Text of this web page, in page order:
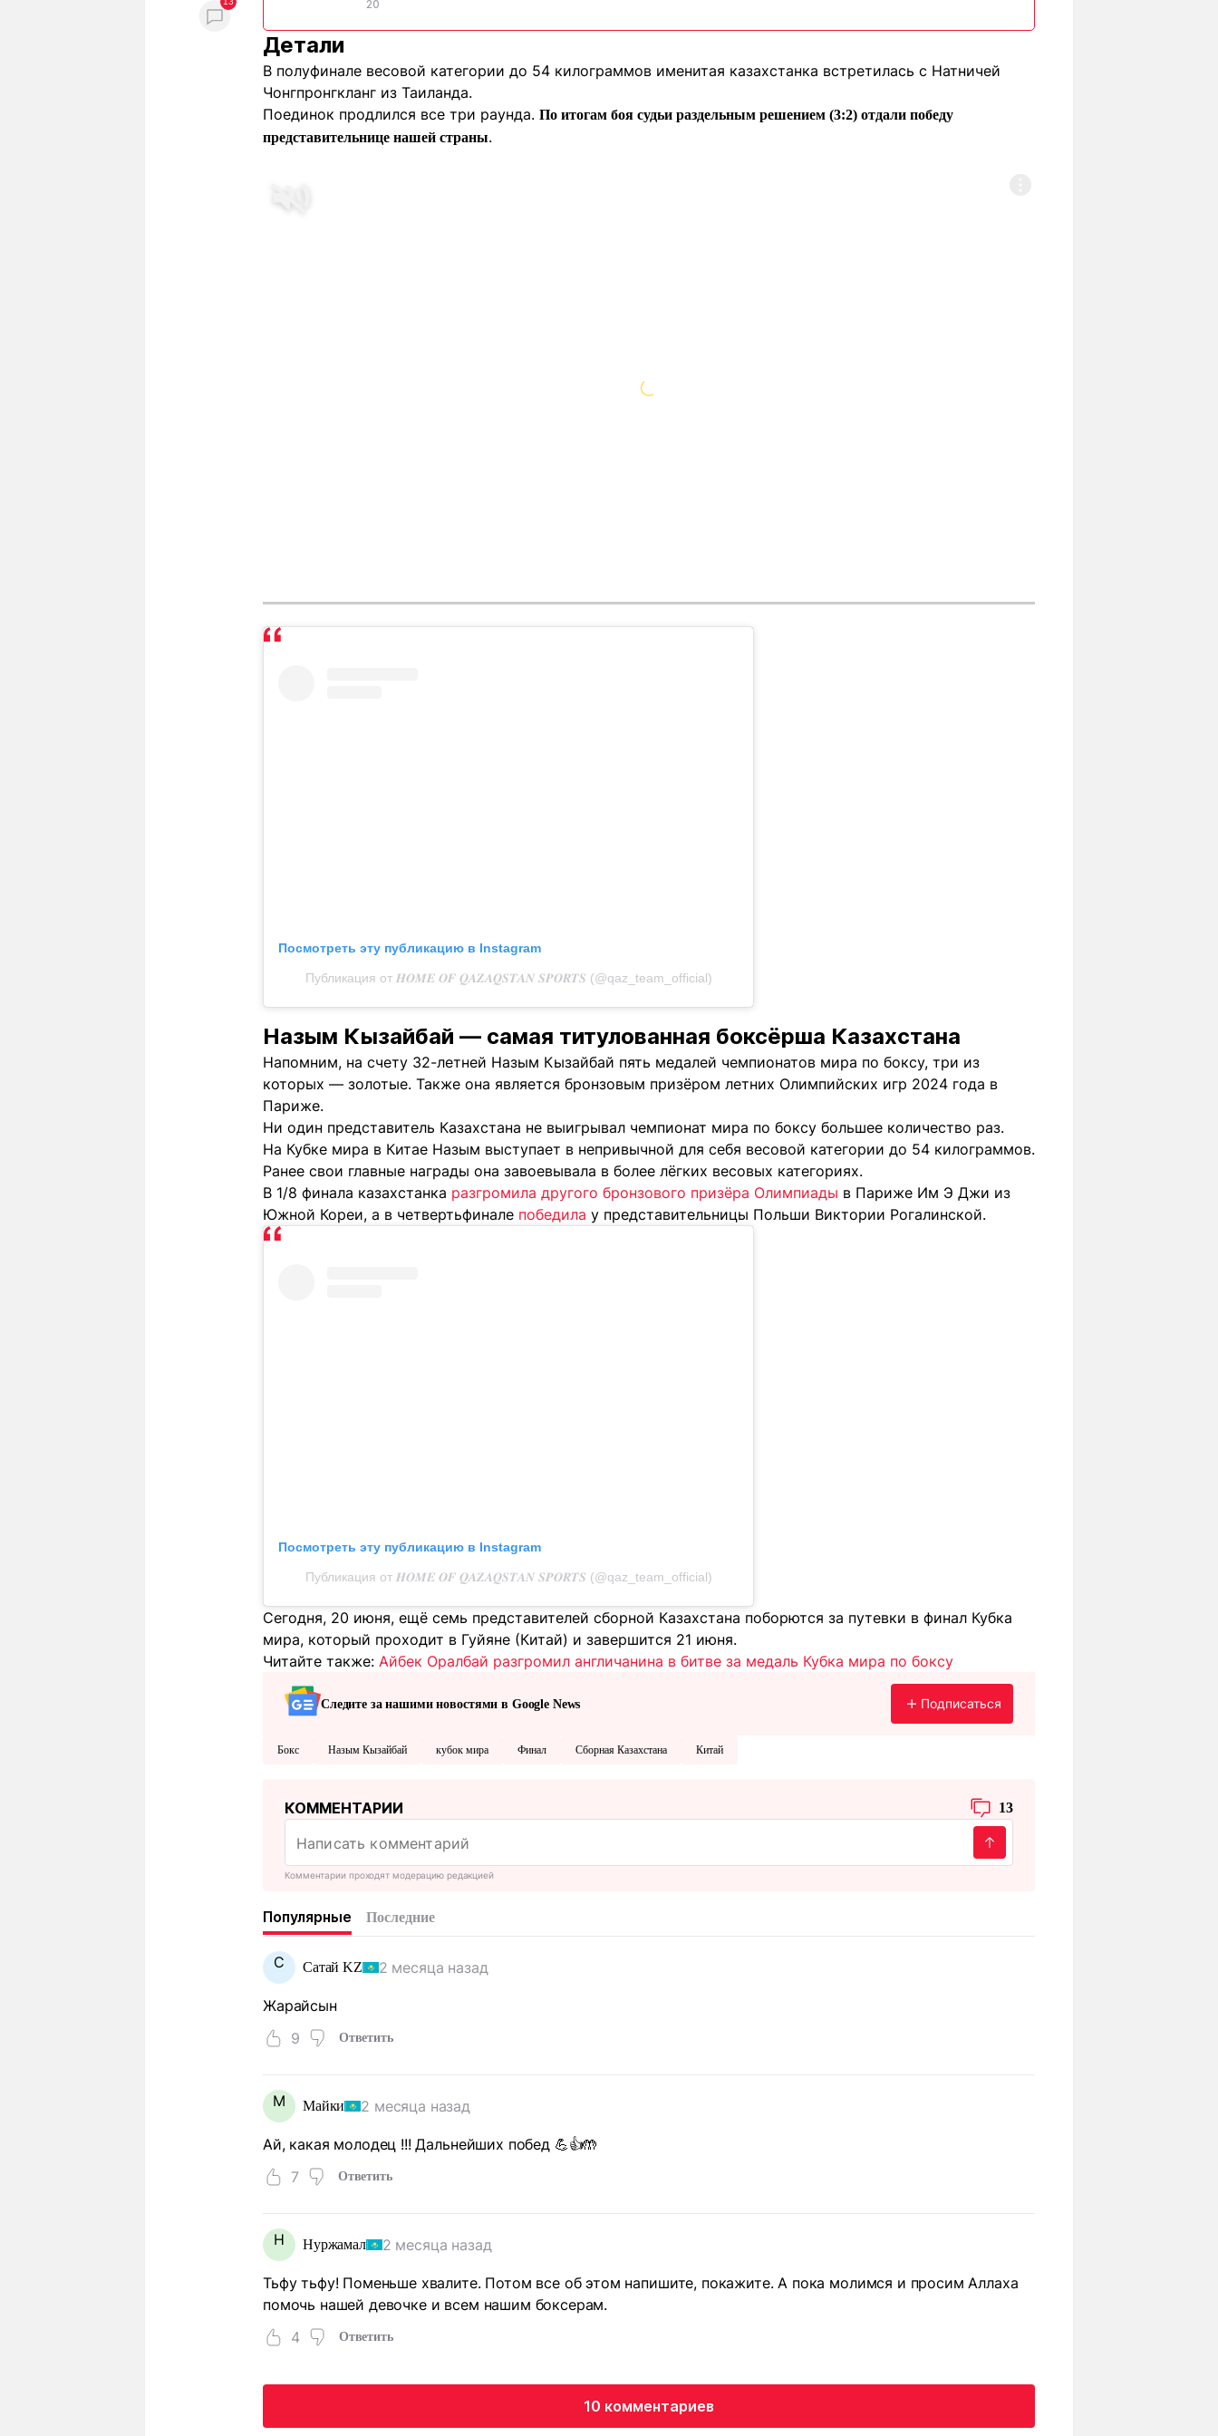
20
Детали
В полуфинале весовой категории до 54 килограммов именитая казахстанка встретилась с Натничей
Чонгпронгкланг из Таиланда.
Поединок продлился все три раунда. По итогам боя судьи раздельным решением (3:2) отдали победу
представительнице нашей страны.
Посмотреть эту публикацию в Instagram
Публикация от 𝑯𝑶𝑴𝑬 𝑶𝑭 𝑸𝑨𝒁𝑨𝑸𝑺𝑻𝑨𝑵 𝑺𝑷𝑶𝑹𝑻𝑺 (@qaz_team_official)
Назым Кызайбай — самая титулованная боксёрша Казахстана
Напомним, на счету 32-летней Назым Кызайбай пять медалей чемпионатов мира по боксу, три из
которых — золотые. Также она является бронзовым призёром летних Олимпийских игр 2024 года в
Париже.
Ни один представитель Казахстана не выигрывал чемпионат мира по боксу большее количество раз.
На Кубке мира в Китае Назым выступает в непривычной для себя весовой категории до 54 килограммов.
Ранее свои главные награды она завоевывала в более лёгких весовых категориях.
В 1/8 финала казахстанка разгромила другого бронзового призёра Олимпиады в Париже Им Э Джи из
Южной Кореи, а в четвертьфинале победила у представительницы Польши Виктории Рогалинской.
Посмотреть эту публикацию в Instagram
Публикация от 𝑯𝑶𝑴𝑬 𝑶𝑭 𝑸𝑨𝒁𝑨𝑸𝑺𝑻𝑨𝑵 𝑺𝑷𝑶𝑹𝑻𝑺 (@qaz_team_official)
Сегодня, 20 июня, ещё семь представителей сборной Казахстана поборются за путевки в финал Кубка
мира, который проходит в Гуйяне (Китай) и завершится 21 июня.
Читайте также: Айбек Оралбай разгромил англичанина в битве за медаль Кубка мира по боксу
Следите за нашими новостями в Google News Подписаться
Бокс Назым Кызайбай кубок мира Финал Сборная Казахстана Китай
КОММЕНТАРИИ 13
Комментарии проходят модерацию редакцией
Популярные Последние
С Сатай KZ 2 месяца назад
Жарайсын
9
Ответить
М Майки 2 месяца назад
Ай, какая молодец !!! Дальнейших побед 💪👍🤲
7
Ответить
Н Нуржамал 2 месяца назад
Тьфу тьфу! Поменьше хвалите. Потом все об этом напишите, покажите. А пока молимся и просим Аллаха
помочь нашей девочке и всем нашим боксерам.
4
Ответить
10 комментариев